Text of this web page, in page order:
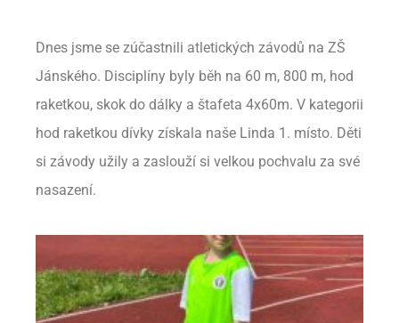
Dnes jsme se zúčastnili atletických závodů na ZŠ
Jánského. Disciplíny byly běh na 60 m, 800 m, hod
raketkou, skok do dálky a štafeta 4x60m. V kategorii
hod raketkou dívky získala naše Linda 1. místo. Děti
si závody užily a zaslouží si velkou pochvalu za své
nasazení.